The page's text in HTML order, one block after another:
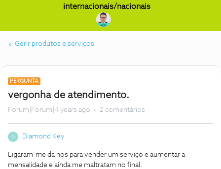
internacionais/nacionais
Gerir produtos e serviços
PERGUNTA
vergonha de atendimento.
Forum|Forum|4 years ago 2 comentários
D Diamond Key
Ligaram-me da nos para vender um serviço e aumentar a
mensalidade e ainda me maltratam no final.